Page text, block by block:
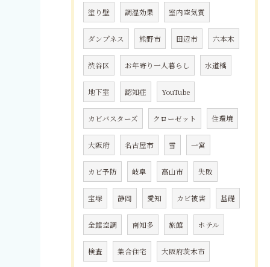
塗り壁 調湿効果 室内空気質
ダンプネス 熊野市 田辺市 六本木
渋谷区 お年寄り一人暮らし 水道橋
地下室 認知症 YouTube
カビバスターズ クローゼット 住環境
大阪府 名古屋市 雪 一宮
カビ予防 岐阜 高山市 失敗
宝塚 静岡 愛知 カビ被害 基礎
全館空調 南知多 旅館 ホテル
検査 集合住宅 大阪府茨木市